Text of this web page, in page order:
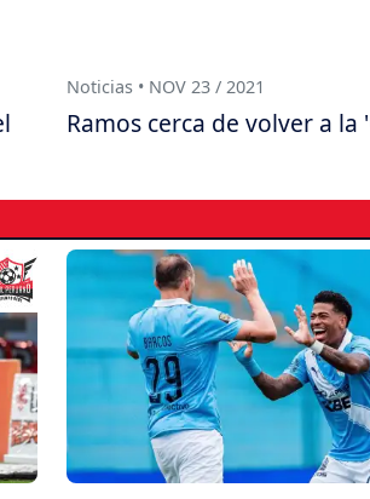
Noticias • NOV 23 / 2021
Ramos cerca de volver a la